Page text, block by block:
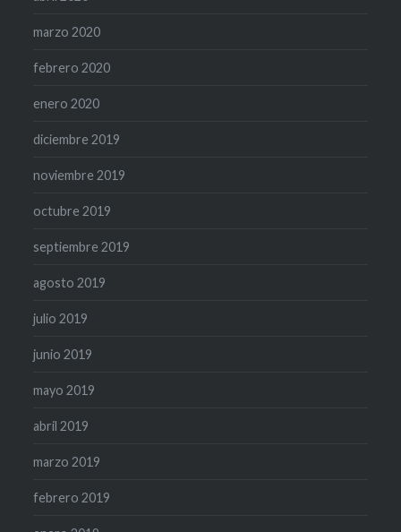
marzo 2020
febrero 2020
enero 2020
diciembre 2019
noviembre 2019
octubre 2019
septiembre 2019
agosto 2019
julio 2019
junio 2019
mayo 2019
abril 2019
marzo 2019
febrero 2019